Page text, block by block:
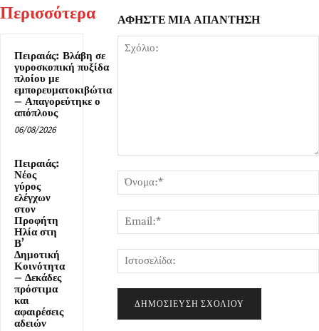
Περισσότερα
Πειραιάς: Βλάβη σε
γυροσκοπική πυξίδα
πλοίου με
εμπορευματοκιβώτια
– Απαγορεύτηκε ο
απόπλους
06/08/2026
Πειραιάς:
Νέος
γύρος
ελέγχων
στον
Προφήτη
Ηλία στη
Β’
Δημοτική
Κοινότητα
– Δεκάδες
πρόστιμα
και
αφαιρέσεις
αδειών
ΑΦΗΣΤΕ ΜΙΑ ΑΠΑΝΤΗΣΗ